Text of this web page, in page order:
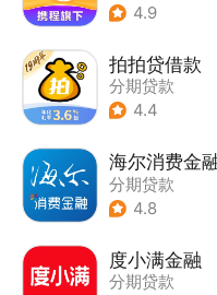
4.9
拍拍贷借款
分期贷款
4.4
海尔消费金
分期贷款
4.8
度小满金融
分期贷款